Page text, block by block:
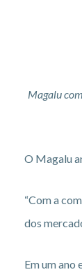
Magalu
O Magalu
“Com a
dos
Em um ano